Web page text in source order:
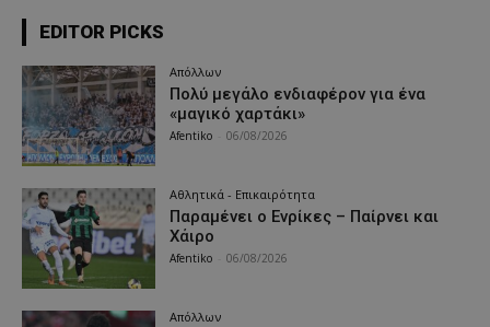
EDITOR PICKS
Απόλλων
Πολύ μεγάλο ενδιαφέρον για ένα
«μαγικό χαρτάκι»
Afentiko 06/08/2026
Αθλητικά - Επικαιρότητα
Παραμένει ο Ενρίκες – Παίρνει και
Χάιρο
Afentiko 06/08/2026
Απόλλων